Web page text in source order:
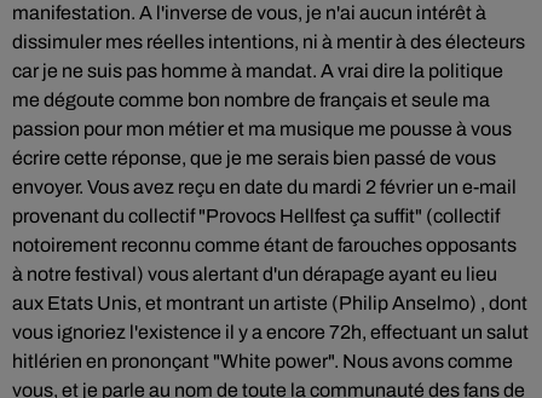
manifestation. A l'inverse de vous, je n'ai aucun intérêt à
dissimuler mes réelles intentions, ni à mentir à des électeurs
car je ne suis pas homme à mandat. A vrai dire la politique
me dégoute comme bon nombre de français et seule ma
passion pour mon métier et ma musique me pousse à vous
écrire cette réponse, que je me serais bien passé de vous
envoyer. Vous avez reçu en date du mardi 2 février un e-mail
provenant du collectif "Provocs Hellfest ça suffit" (collectif
notoirement reconnu comme étant de farouches opposants
à notre festival) vous alertant d'un dérapage ayant eu lieu
aux Etats Unis, et montrant un artiste (Philip Anselmo) , dont
vous ignoriez l'existence il y a encore 72h, effectuant un salut
hitlérien en prononçant "White power". Nous avons comme
vous, et je parle au nom de toute la communauté des fans de